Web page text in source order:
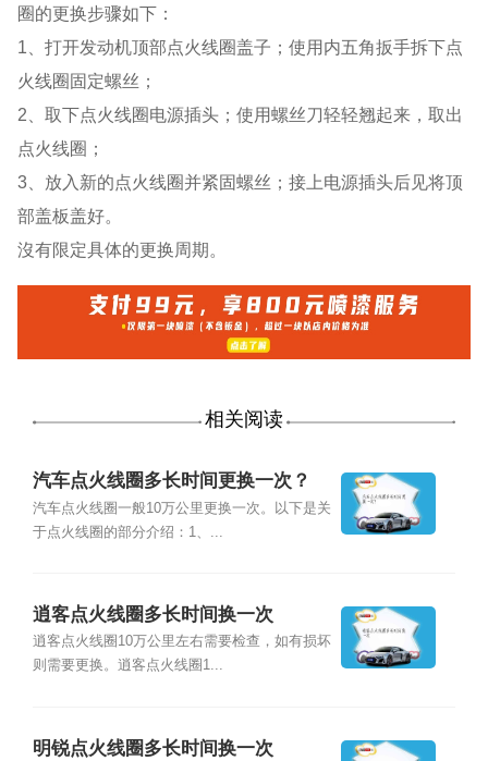
圈的更换步骤如下：
1、打开发动机顶部点火线圈盖子；使用内五角扳手拆下点
火线圈固定螺丝；
2、取下点火线圈电源插头；使用螺丝刀轻轻翘起来，取出
点火线圈；
3、放入新的点火线圈并紧固螺丝；接上电源插头后见将顶
部盖板盖好。
沒有限定具体的更换周期。
相关阅读
汽车点火线圈多长时间更换一次？
汽车点火线圈一般10万公里更换一次。以下是关
于点火线圈的部分介绍：1、...
逍客点火线圈多长时间换一次
逍客点火线圈10万公里左右需要检查，如有损坏
则需要更换。逍客点火线圈1...
明锐点火线圈多长时间换一次